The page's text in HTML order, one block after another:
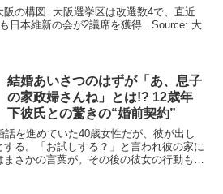
…の構図. 大阪選挙区は改選数4で、直近
日本維新の会が2議席を獲得...Source: 大
結婚あいさつのはずが「あ、息子
の家政婦さんね」とは!? 12歳年
下彼氏との驚きの“婚前契約”
を進めていた40歳女性だが、彼が出し
る。「お試しする？」と言われ彼の家に
さかの言葉が。その後の彼女の行動も驚